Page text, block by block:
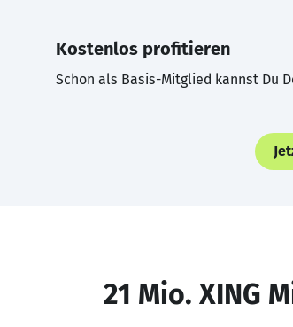
Kostenlos profitieren
Schon als Basis-Mitglied kannst Du
21 Mio. XING